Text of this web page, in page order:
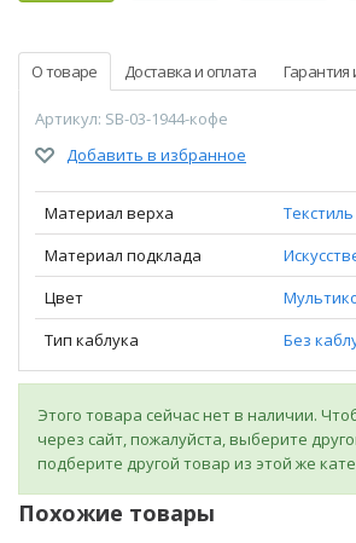
О товаре Доставка и оплата Гарантия
Артикул: SB-03-1944-кофе
Добавить в избранное
Материал верха
Текстиль
Материал подклада
Цвет
Тип каблука
Без
Этого товара сейчас нет в наличии.
через сайт, пожалуйста, выберите
подберите другой товар из этой же
Похожие товары